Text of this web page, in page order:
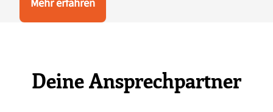
Deine Ansprechpartner